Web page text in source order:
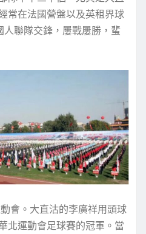
常在法國營盤以及英租界球
聯隊交鋒，屢戰屢勝，蜚
會。大直沽的李廣祥用頭球
北運動會足球賽的冠軍。當